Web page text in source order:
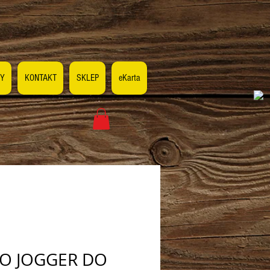
KONTAKT SKLEP eKarta
JOGGER DO